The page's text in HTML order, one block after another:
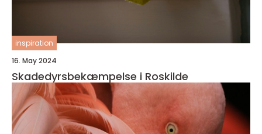
inspiration
16. May 2024
Skadedyrsbekæmpelse i Roskilde